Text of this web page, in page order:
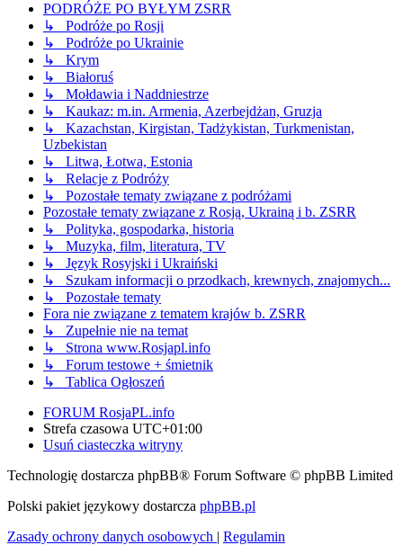
PODRÓŻE PO BYŁYM ZSRR
↳ Podróże po Rosji
↳ Podróże po Ukrainie
↳ Krym
↳ Białoruś
↳ Mołdawia i Naddniestrze
↳ Kaukaz: m.in. Armenia, Azerbejdżan, Gruzja
↳ Kazachstan, Kirgistan, Tadżykistan, Turkmenistan,
Uzbekistan
↳ Litwa, Łotwa, Estonia
↳ Relacje z Podróży
↳ Pozostałe tematy związane z podróżami
Pozostałe tematy związane z Rosją, Ukrainą i b. ZSRR
↳ Polityka, gospodarka, historia
↳ Muzyka, film, literatura, TV
↳ Język Rosyjski i Ukraiński
↳ Szukam informacji o przodkach, krewnych, znajomych...
↳ Pozostałe tematy
Fora nie związane z tematem krajów b. ZSRR
↳ Zupełnie nie na temat
↳ Strona www.Rosjapl.info
↳ Forum testowe + śmietnik
↳ Tablica Ogłoszeń
FORUM RosjaPL.info
Strefa czasowa UTC+01:00
Usuń ciasteczka witryny
Technologię dostarcza phpBB® Forum Software © phpBB Limited
Polski pakiet językowy dostarcza phpBB.pl
Zasady ochrony danych osobowych | Regulamin